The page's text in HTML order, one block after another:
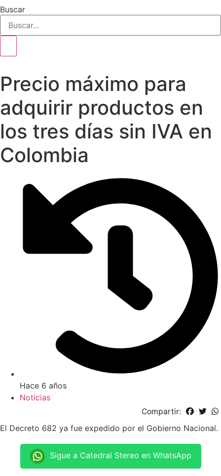
Buscar
Precio máximo para
adquirir productos en
los tres días sin IVA en
Colombia
Hace 6 años
Noticias
Compartir:
El Decreto 682 ya fue expedido por el Gobierno Nacional.
Sigue a Catedral Stereo en WhatsApp